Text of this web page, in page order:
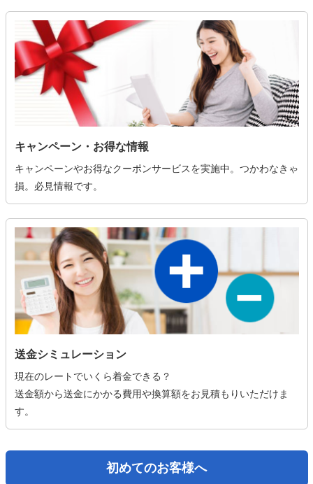
キャンペーン・お得な情報
キャンペーンやお得なクーポンサービスを実施中。つかわなきゃ
損。必見情報です。
送金シミュレーション
現在のレートでいくら着金できる？
送金額から送金にかかる費用や換算額をお見積もりいただけま
す。
初めてのお客様へ